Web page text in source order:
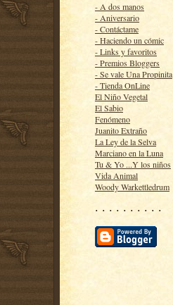
- A dos manos
- Aniversario
- Contáctame
- Haciendo un cómic
- Links y favoritos
- Premios Bloggers
- Se vale Una Propinita
- Tienda OnLine
El Niño Vegetal
El Sabio
Fenómeno
Juanito Extraño
La Ley de la Selva
Marciano en la Luna
Tu & Yo ...Y los niños
Vida Animal
Woody Warkettledrum
· · · · · · · · · ·